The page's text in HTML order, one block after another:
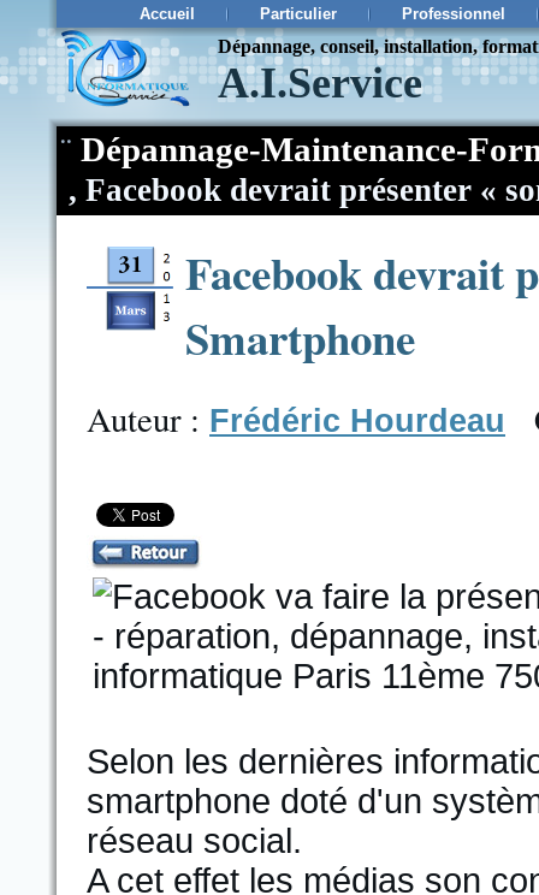
Accueil Particulier Professionnel
Dépannage, conseil, installation,
A.I.Service
¨ Dépannage-Maintenance-
, Facebook devrait présenter «
Facebook devrait
Smartphone
Auteur : Frédéric Hourdeau
Selon les dernières
smartphone doté d'un
réseau social.
A cet effet les médias son